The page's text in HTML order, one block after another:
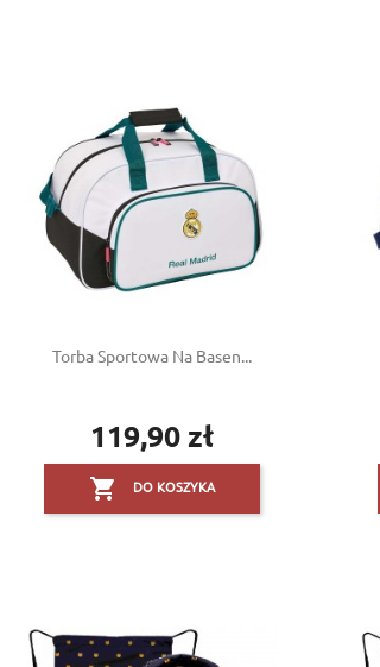
Torba Sportowa Na Basen...
Cena
119,90 zł
 DO KOSZYKA